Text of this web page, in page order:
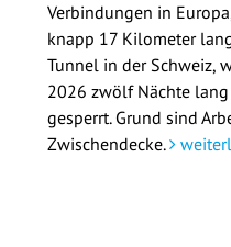
Verbindungen in
knapp 17 Kilometer
Tunnel in der Schweiz,
2026 zwölf Nächte
gesperrt. Grund sind
Zwischendecke.